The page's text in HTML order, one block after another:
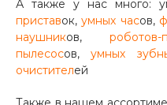
А также у нас много:
приставок,умных часов,
наушников, роботов-
пылесосов,умных
очистителей